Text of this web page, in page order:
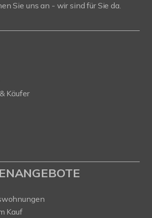
Sie uns an - wir sind für Sie da.
Käufer
Kauf